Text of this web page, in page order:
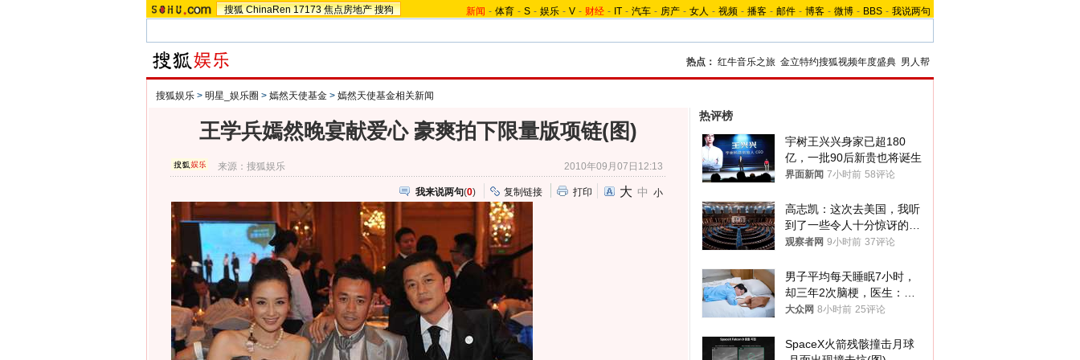
搜狐 ChinaRen 17173 焦点房地产 搜狗 新闻 - 体育 - S - 娱乐 - V - 财经 - IT - 汽车 - 房产 - 女人 - 视频 - 播客 - 邮件 - 博客 - 微博 - BBS - 我说两句
热点： 红牛音乐之旅 金立特约搜狐视频年度盛典 男人帮
搜狐娱乐 > 明星_娱乐圈 > 嫣然天使基金 > 嫣然天使基金相关新闻
王学兵嫣然晚宴献爱心 豪爽拍下限量版项链(图)
来源：搜狐娱乐 2010年09月07日12:13
我来说两句(0) 复制链接 打印 大 中 小
热评榜
宇树王兴兴身家已超180
亿，一批90后新贵也将诞生
界面新闻 7小时前 58评论
高志凯：这次去美国，我听
到了一些令人十分惊讶的消
息
观察者网 9小时前 37评论
男子平均每天睡眠7小时，
却三年2次脑梗，医生：这
样睡觉更伤身
大众网 8小时前 25评论
SpaceX火箭残骸撞击月球